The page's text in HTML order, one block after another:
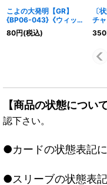
こよの大発明【GR】
{BP06-043}《ウィッ
チ》
80円(税込)
〔
チ
【
《
350
【商品の状態について
認下さい。
●カードの状態表記
●スリーブの状態表